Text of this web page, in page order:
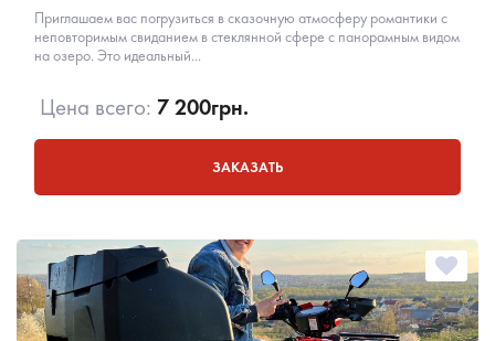
Приглашаем вас погрузиться в сказочную атмосферу романтики с
неповторимым свиданием в стеклянной сфере с панорамным видом
на озеро. Это идеальный...
Цена всего: 7 200грн.
ЗАКАЗАТЬ